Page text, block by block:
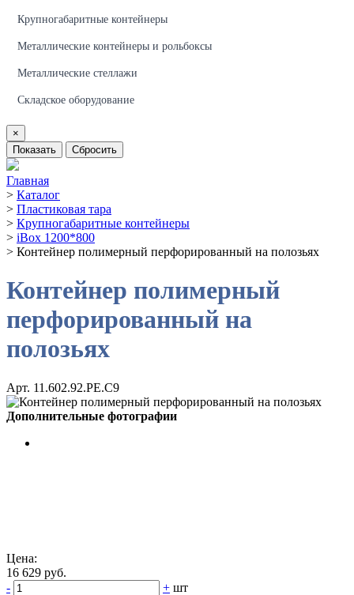
Крупногабаритные контейнеры
Металлические контейнеры и рольбоксы
Металлические стеллажи
Складское оборудование
×
Показать
Сбросить
Главная
> Каталог
> Пластиковая тара
> Крупногабаритные контейнеры
> iBox 1200*800
> Контейнер полимерный перфорированный на полозьях
Контейнер полимерный
перфорированный на
полозьях
Арт. 11.602.92.РЕ.С9
Дополнительные фотографии
Цена:
16 629 руб.
-
+ шт